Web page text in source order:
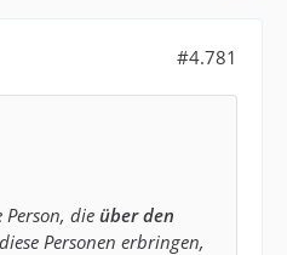
#4.781
die über den
Personen erbringen,